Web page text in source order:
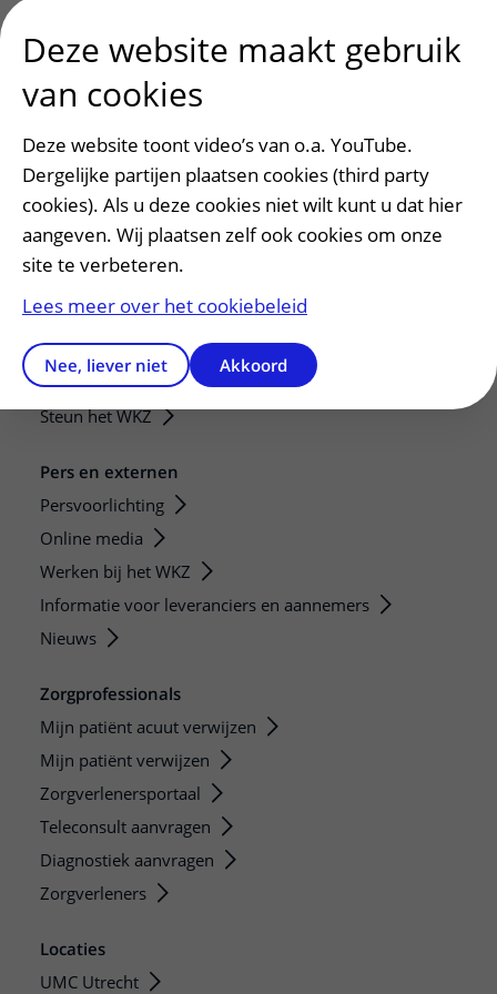
Patiëntenservice
Meedoen aan wetenschappelijk onderzoek
Samenwerken met patiënten
Clientenraad
Steun het WKZ
Pers en externen
Persvoorlichting
Online media
Werken bij het WKZ
Informatie voor leveranciers en aannemers
Nieuws
Zorgprofessionals
Mijn patiënt acuut verwijzen
Mijn patiënt verwijzen
Zorgverlenersportaal
Teleconsult aanvragen
Diagnostiek aanvragen
Zorgverleners
Locaties
UMC Utrecht
Deze website maakt gebruik
van cookies
Deze website toont video’s van o.a. YouTube.
Dergelijke partijen plaatsen cookies (third party
cookies). Als u deze cookies niet wilt kunt u dat hier
aangeven. Wij plaatsen zelf ook cookies om onze
site te verbeteren.
Lees meer over het cookiebeleid
Nee, liever niet Akkoord